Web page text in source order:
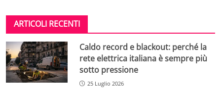
ARTICOLI RECENTI
Caldo record e blackout: perché la
rete elettrica italiana è sempre più
sotto pressione
25 Luglio 2026